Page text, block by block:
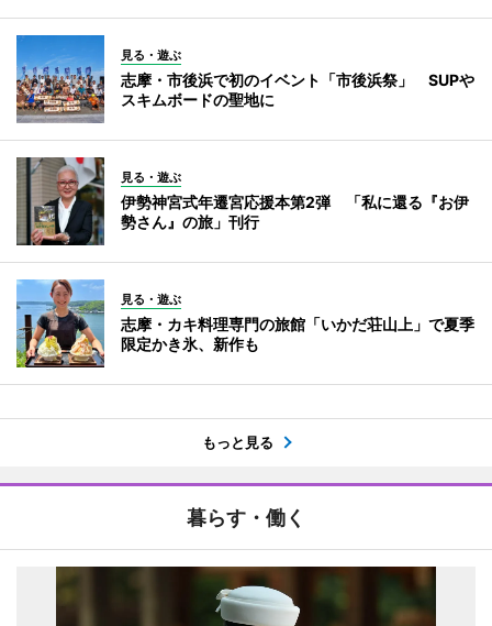
見る・遊ぶ
志摩・市後浜で初のイベント「市後浜祭」 SUPや
スキムボードの聖地に
見る・遊ぶ
伊勢神宮式年遷宮応援本第2弾 「私に還る『お伊
勢さん』の旅」刊行
見る・遊ぶ
志摩・カキ料理専門の旅館「いかだ荘山上」で夏季
限定かき氷、新作も
もっと見る
暮らす・働く